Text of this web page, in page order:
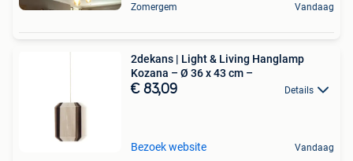
Zomergem Vandaag
2dekans | Light & Living Hanglamp
Kozana – Ø 36 x 43 cm –
€ 83,09 Details
Bezoek website Vandaag